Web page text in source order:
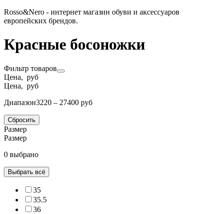
Rosso&Nero - интернет магазин обуви и аксессуаров
европейских брендов.
Красные босоножки
Фильтр товаров
Цена, руб
Цена, руб
Диапазон3220 – 27400 руб
Сбросить
Размер
Размер
0 выбрано
Выбрать всё
35
35.5
36